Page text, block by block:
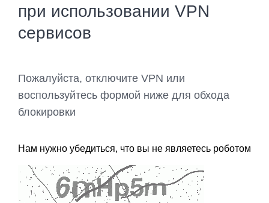
при использовании VPN
сервисов
Пожалуйста, отключите VPN или
воспользуйтесь формой ниже для обхода
блокировки
Нам нужно убедиться, что вы не являетесь роботом